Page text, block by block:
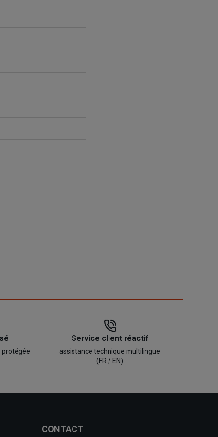
Service client réactif
assistance technique multilingue
(FR / EN)
CONTACT